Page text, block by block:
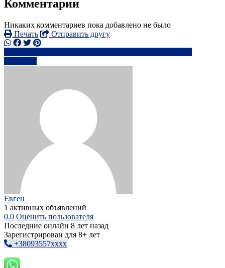
Комментарии
Никаких комментариев пока добавлено не было
Печать
Отправить другу
Евген
1 активных объявлений
0.0 Оценить пользователя
Последние онлайн 8 лет назад
Зарегистрирован для 8+ лет
+38093557xxxx